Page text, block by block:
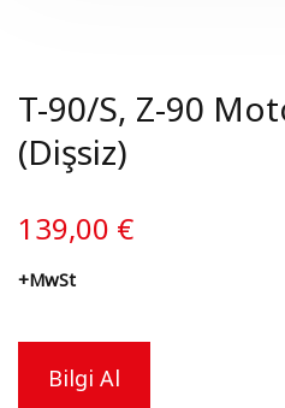
T-90/S, Z-90
(Dişsiz)
139,00 €
+MwSt
Bilgi Al